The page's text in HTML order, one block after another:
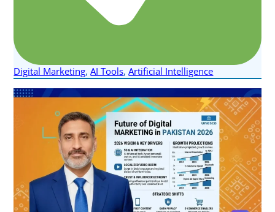
Digital Marketing,AI Tools,Artificial Intelligence